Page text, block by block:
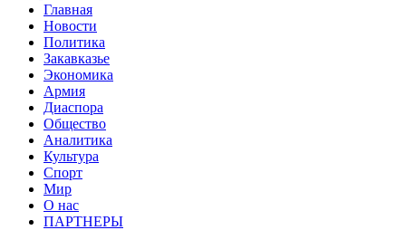
Главная
Новости
Политика
Закавказье
Экономика
Армия
Диаспора
Общество
Аналитика
Культура
Спорт
Мир
О нас
ПАРТНЕРЫ